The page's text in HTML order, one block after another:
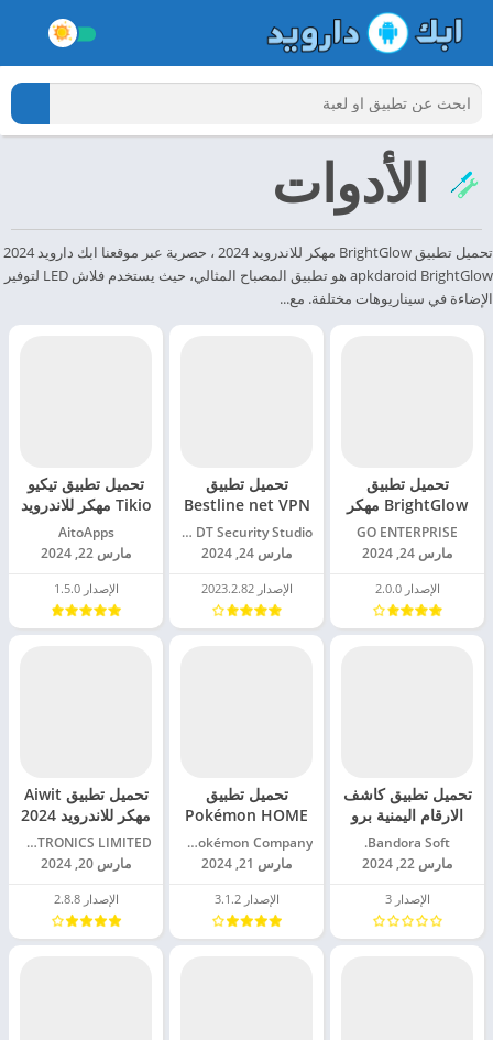
الأدوات
تحميل تطبيق BrightGlow مهكر للاندرويد 2024 ، حصرية عبر موقعنا ابك دارويد 2024
apkdaroid BrightGlow هو تطبيق المصباح المثالي، حيث يستخدم فلاش LED لتوفير
الإضاءة في سيناريوهات مختلفة. مع...
تحميل تطبيق
BrightGlow مهكر
للاندرويد 2024
GO ENTERPRISE‏
مارس 24, 2024
الإصدار 2.0.0
تحميل تطبيق
Bestline net VPN
مهكر للاندرويد 2024
Unlimited DT Security Studio‏
مارس 24, 2024
الإصدار 2023.2.82
تحميل تطبيق تيكيو
Tikio مهكر للاندرويد
2024
AitoApps‏
مارس 22, 2024
الإصدار 1.5.0
تحميل تطبيق كاشف
الارقام اليمنية برو
مهكر للاندرويد 2024
Bandora Soft.‏
مارس 22, 2024
الإصدار 3
تحميل تطبيق
Pokémon HOME
مهكر للاندرويد 2024
The Pokémon Company‏
مارس 21, 2024
الإصدار 3.1.2
تحميل تطبيق Aiwit
مهكر للاندرويد 2024
EKEN ELECTRONICS LIMITED‏
مارس 20, 2024
الإصدار 2.8.8